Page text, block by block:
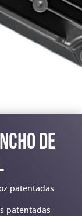
de
patentadas
patentadas